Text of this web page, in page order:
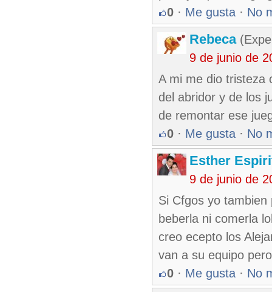
0 · Me gusta · No
Rebeca
9 de junio de
A mi me dio tristeza
del abridor y de los
de remontar ese
0 · Me gusta · No
Esther
9 de junio de
Si Cfgos yo
beberla ni comerla
creo ecepto los
van a su equipo
0 · Me gusta · No